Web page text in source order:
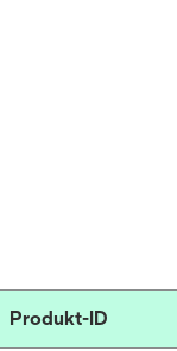
Produkt-ID